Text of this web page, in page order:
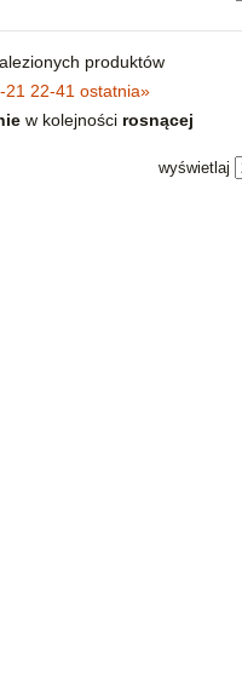
produktów
21 22-41 ostatnia»
w kolejności rosnącej
wyświetlaj